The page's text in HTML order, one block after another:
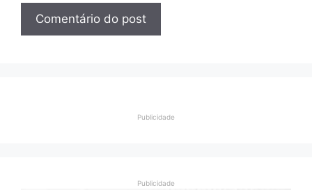
Publicidade
Publicidade